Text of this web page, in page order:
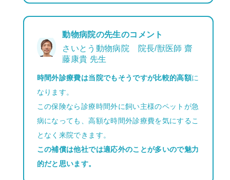
動物病院の先生のコメント
さいとう動物病院 院長/獣医師 齋
藤康貴 先生
時間外診療費は当院でもそうですが比較的高額に
なります。
この保険なら診療時間外に飼い主様のペットが急
病になっても、高額な時間外診療費を気にするこ
となく来院できます。
この補償は他社では適応外のことが多いので魅力
的だと思います。